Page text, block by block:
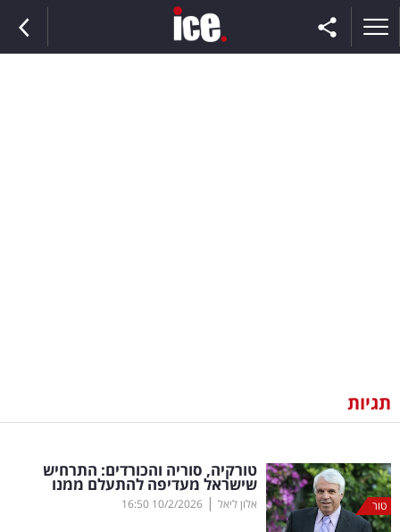
וצרכנות
דיגיטל
וטק
תגיות
טור
טורקיה, סוריה והכורדים: התרחיש
שישראל מעדיפה להתעלם ממנו
אלון ליאל |
10/2/2026
16:50